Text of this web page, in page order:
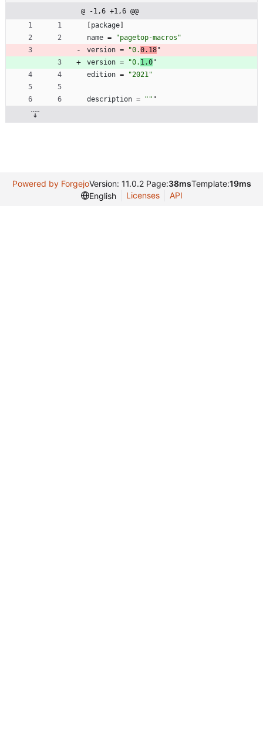
@ -1,6 +1,6 @@
package
name =
"pagetop-macros"
version = "0.0.18"
version = "0. 1.0"
edition = "2021"
description = "" "
Powered by ForgejoVersion: 11.0.2 Page:38msTemplate:19ms
English
Licenses API